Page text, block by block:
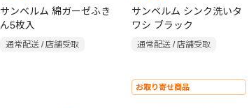
サンベルム 綿ガーゼふき
ん5枚入
通常配送 / 店舗受取
サンベルム シンク洗いタ
ワシ ブラック
通常配送 / 店舗受取
お取り寄せ商品